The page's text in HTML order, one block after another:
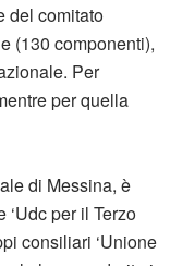
del comitato
(130 componenti),
Per
per quella
di Messina, è
per il Terzo
consiliari ‘Unione